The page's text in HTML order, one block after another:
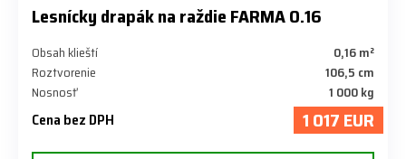
Lesnícky drapák na raždie FARMA 0.16
Obsah klieští
0,16 m²
Roztvorenie
106,5 cm
Nosnosť
1 000 kg
Cena bez DPH 1 017 EUR